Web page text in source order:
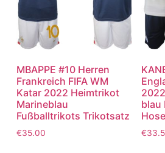
MBAPPE #10 Herren
Frankreich FIFA WM
Katar 2022 Heimtrikot
Marineblau
Fußballtrikots Trikotsatz
€35.00
blau
€